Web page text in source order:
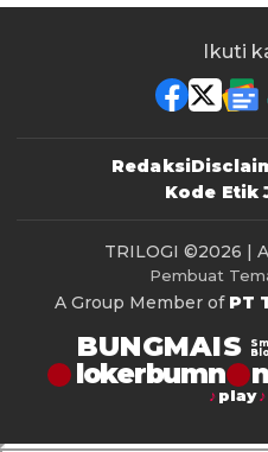
Ikuti
Redaksi
Kode Etik
TRILOGI ©2026 |
Pembuat
A Group Member of PT
BUNGMAIS
lokerbumn
play